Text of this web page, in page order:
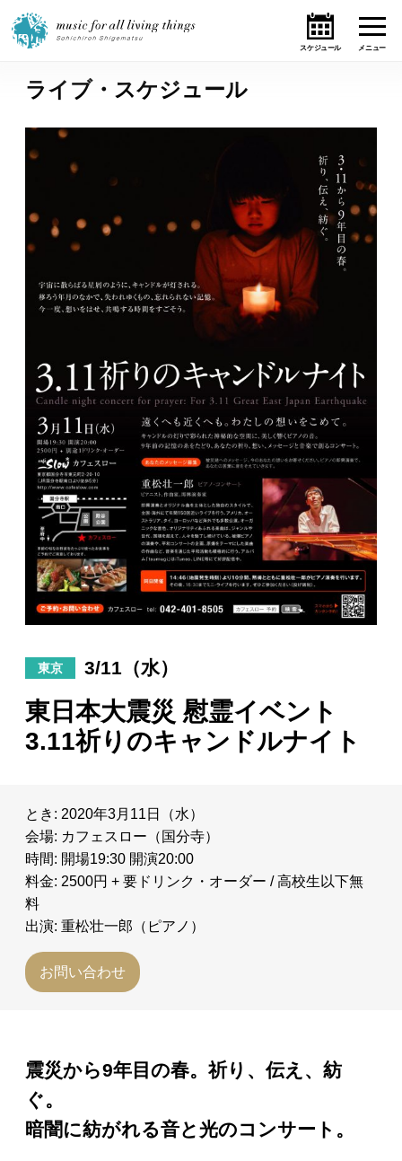
ホーム
ライブ・スケジュール
作品
ギャラリー
日々のレポート
Specials
プロフィール
演奏依頼
ライブ・スケジュール
東京 3/11（水）
東日本大震災 慰霊イベント
3.11祈りのキャンドルナイト
とき: 2020年3月11日（水）
会場: カフェスロー（国分寺）
時間: 開場19:30 開演20:00
料金: 2500円 + 要ドリンク・オーダー / 高校生以下無
料
出演: 重松壮一郎（ピアノ）
お問い合わせ
震災から9年目の春。祈り、伝え、紡
ぐ。
暗闇に紡がれる音と光のコンサート。